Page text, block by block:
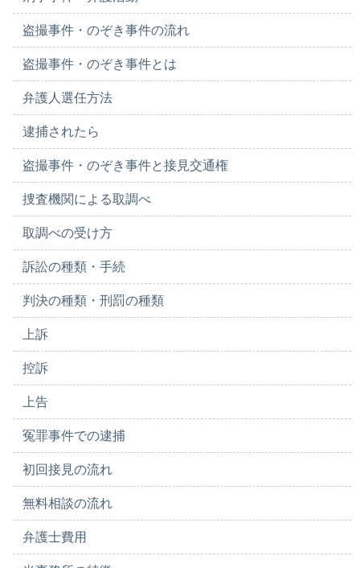
盗撮事件・のぞき事件の流れ
盗撮事件・のぞき事件とは
弁護人選任方法
逮捕されたら
盗撮事件・のぞき事件と接見交通権
捜査機関による取調べ
取調べの受け方
訴訟の種類・手続
判決の種類・刑罰の種類
上訴
控訴
上告
冤罪事件での逮捕
初回接見の流れ
無料相談の流れ
弁護士費用